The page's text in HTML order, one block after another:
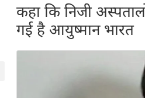
कहा कि निजी
गई है आयुष्मान भारत